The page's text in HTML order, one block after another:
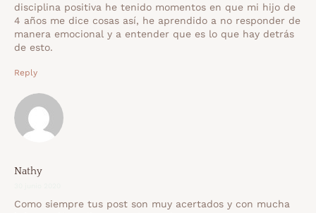
disciplina positiva he tenido momentos en que mi hijo de
4 años me dice cosas así, he aprendido a no responder de
manera emocional y a entender que es lo que hay detrás
de esto.
Reply
Nathy
Como siempre tus post son muy acertados y con mucha